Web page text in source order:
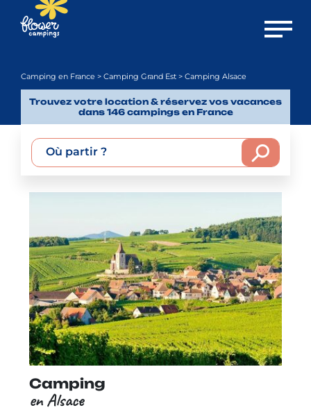
Ouvrir
Camping en France > Camping Grand Est > Camping Alsace
Trouvez votre location & réservez vos vacances
dans 146 campings en France
Où partir ?
Camping
en Alsace